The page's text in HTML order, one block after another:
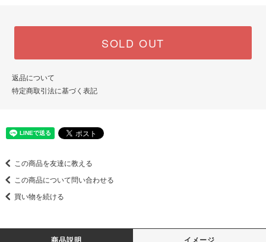
SOLD OUT
返品について
特定商取引法に基づく表記
この商品を友達に教える
この商品について問い合わせる
買い物を続ける